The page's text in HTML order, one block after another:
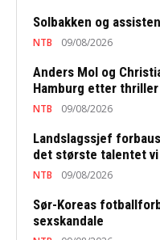
Solbakken og
NTB 09/08/2026
Anders Mol og
Hamburg etter thriller
NTB 09/08/2026
Landslagssjef
det største talentet
NTB 09/08/2026
Sør-Koreas
sexskandale